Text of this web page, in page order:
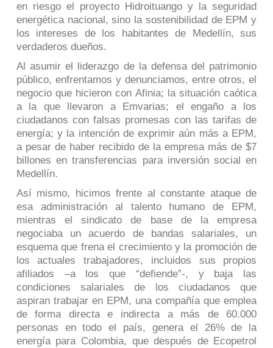
en riesgo el proyecto Hidroituango y la seguridad
energética nacional, sino la sostenibilidad de EPM y
los intereses de los habitantes de Medellín, sus
verdaderos dueños.
Al asumir el liderazgo de la defensa del patrimonio
público, enfrentamos y denunciamos, entre otros, el
negocio que hicieron con Afinia; la situación caótica
a la que llevaron a Emvarias; el engaño a los
ciudadanos con falsas promesas con las tarifas de
energía; y la intención de exprimir aún más a EPM,
a pesar de haber recibido de la empresa más de $7
billones en transferencias para inversión social en
Medellín.
Así mismo, hicimos frente al constante ataque de
esa administración al talento humano de EPM,
mientras el sindicato de base de la empresa
negociaba un acuerdo de bandas salariales, un
esquema que frena el crecimiento y la promoción de
los actuales trabajadores, incluidos sus propios
afiliados –a los que “defiende”-, y baja las
condiciones salariales de los ciudadanos que
aspiran trabajar en EPM, una compañía que emplea
de forma directa e indirecta a más de 60.000
personas en todo el país, genera el 26% de la
energía para Colombia, que después de Ecopetrol